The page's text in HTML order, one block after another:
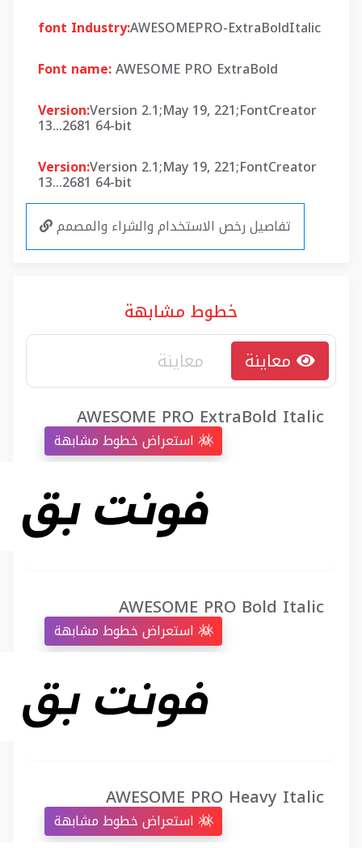
font Industry:AWESOMEPRO-ExtraBoldItalic
Font name:AWESOME PRO ExtraBold
Version:Version 2.1;May 19, 221;FontCreator
13...2681 64-bit
Version:Version 2.1;May 19, 221;FontCreator
13...2681 64-bit
تفاصيل رخص الاستخدام والشراء والمصمم
خطوط مشابهة
AWESOME PRO ExtraBold Italic
AWESOME PRO Bold Italic
AWESOME PRO Heavy Italic